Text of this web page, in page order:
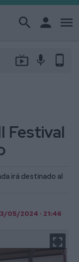
search person menu
live_tv mic phone_android
Festival
irá destinado al
05/2024 · 21:46